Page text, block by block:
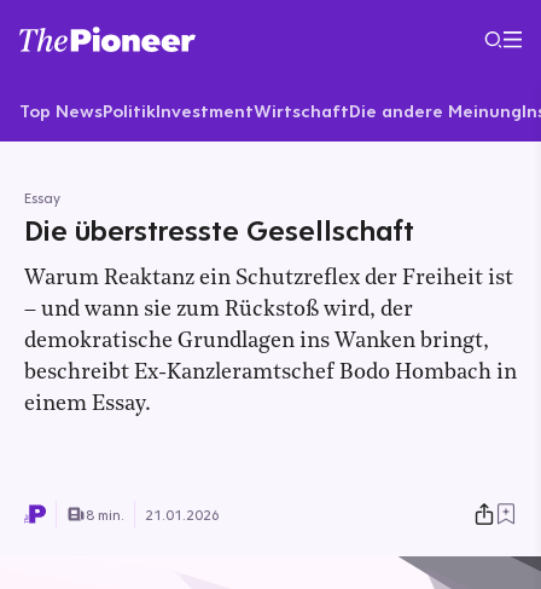
Top NewsPolitikInvestmentWirtschaftDie andere Meinung
Essay
Die überstresste Gesellschaft
Warum Reaktanz ein Schutzreflex der Freiheit ist
– und wann sie zum Rückstoß wird, der
demokratische Grundlagen ins Wanken bringt,
beschreibt Ex-Kanzleramtschef Bodo Hombach in
einem Essay.
8 min. 21.01.2026